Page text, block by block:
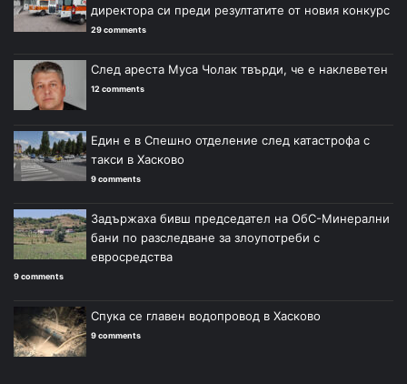
директора си преди резултатите от новия конкурс
29 comments
След ареста Муса Чолак твърди, че е наклеветен
12 comments
Един е в Спешно отделение след катастрофа с
такси в Хасково
9 comments
Задържаха бивш председател на ОбС-Минерални
бани по разследване за злоупотреби с
евросредства
9 comments
Спука се главен водопровод в Хасково
9 comments